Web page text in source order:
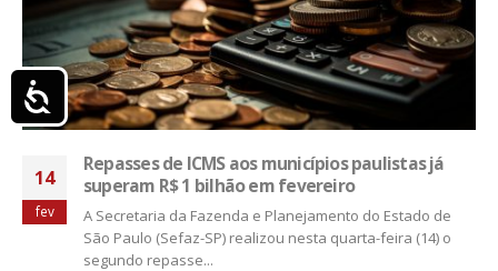
Acessibilidade
14
fev
Repasses de ICMS aos municípios paulistas já
superam R$ 1 bilhão em fevereiro
A Secretaria da Fazenda e Planejamento do Estado de
São Paulo (Sefaz-SP) realizou nesta quarta-feira (14) o
segundo repasse...